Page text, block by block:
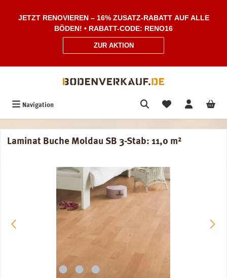
JETZT RENOVIEREN – 16% ZUSATZ-RABATT AUF ALLE
BÖDEN! • RABATT-CODE: RENO16
ZUR AKTION
Navigation
Laminat Buche Moldau SB 3-Stab: 11,0 m²
Bildergalerie überspringen